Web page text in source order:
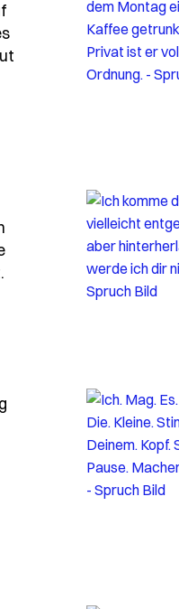
ich-hab-dir-nicht-
ich-kann-dir-sage
- Spruch ich-kann-dir-
ich-mag-diese-